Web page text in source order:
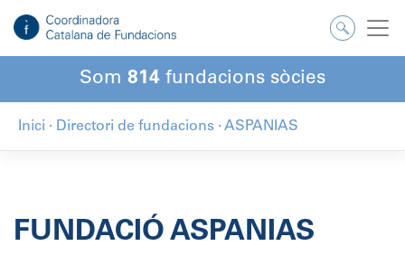
contingut
Som 814 fundacions sòcies
Inici · Directori de fundacions · ASPANIAS
FUNDACIÓ ASPANIAS